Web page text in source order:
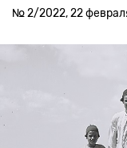
№ 2/2022, 22